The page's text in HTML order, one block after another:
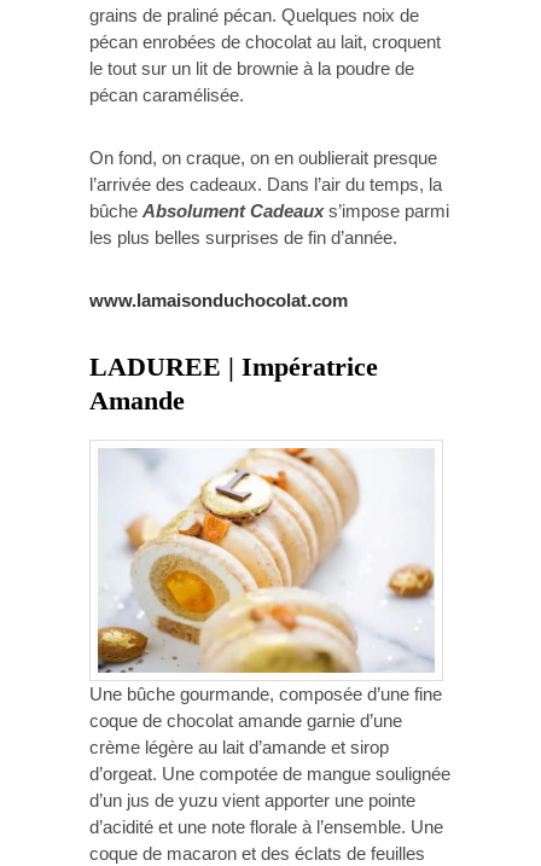
grains de praliné pécan. Quelques noix de
pécan enrobées de chocolat au lait, croquent
le tout sur un lit de brownie à la poudre de
pécan caramélisée.
On fond, on craque, on en oublierait presque
l’arrivée des cadeaux. Dans l’air du temps, la
bûche Absolument Cadeauxs’impose parmi
les plus belles surprises de fin d’année.
www.lamaisonduchocolat.com
LADUREE | Impératrice
Amande
Une bûche gourmande, composée d’une fine
coque de chocolat amande garnie d’une
crème légère au lait d’amande et sirop
d’orgeat. Une compotée de mangue soulignée
d’un jus de yuzu vient apporter une pointe
d’acidité et une note florale à l’ensemble. Une
coque de macaron et des éclats de feuilles